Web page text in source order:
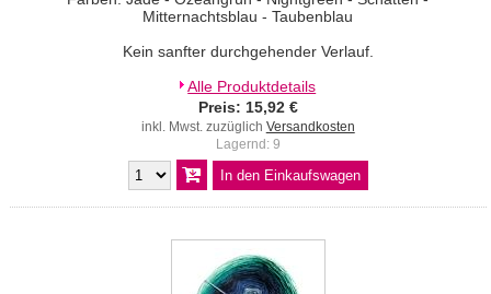
Mitternachtsblau - Taubenblau
Kein sanfter durchgehender Verlauf.
Alle Produktdetails
Preis: 15,92 €
inkl. Mwst. zuzüglich Versandkosten
Lagernd: 9